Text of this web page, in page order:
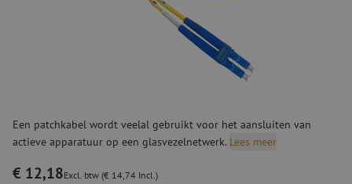
Een patchkabel wordt veelal gebruikt voor het aansluiten van
actieve apparatuur op een glasvezelnetwerk. Lees meer
€ 12,18Excl. btw (€ 14,74 Incl.)